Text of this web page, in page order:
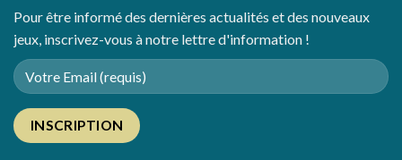
Pour être informé des dernières actualités et des nouveaux
jeux, inscrivez-vous à notre lettre d'information !